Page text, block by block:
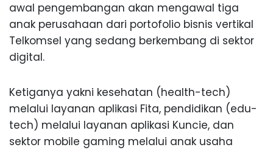
awal pengembangan akan mengawal tiga
anak perusahaan dari portofolio bisnis vertikal
Telkomsel yang sedang berkembang di sektor
digital.
Ketiganya yakni kesehatan (health-tech)
melalui layanan aplikasi Fita, pendidikan (edu-
tech) melalui layanan aplikasi Kuncie, dan
sektor mobile gaming melalui anak usaha